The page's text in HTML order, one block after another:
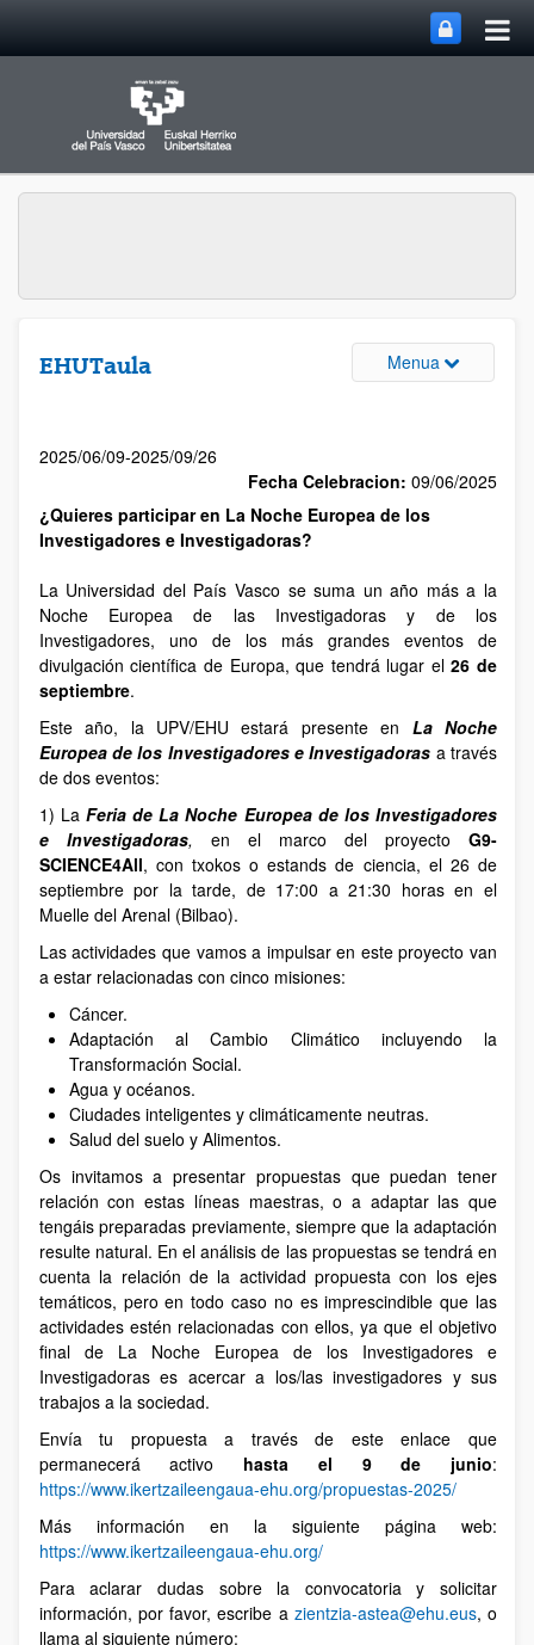
EHUTaula Menua
2025/06/09-2025/09/26
Fecha Celebracion: 09/06/2025
¿Quieres participar en La Noche Europea de los
Investigadores e Investigadoras?
La Universidad del País Vasco se suma un año más a la
Noche Europea de las Investigadoras y de los
Investigadores, uno de los más grandes eventos de
divulgación científica de Europa, que tendrá lugar el26 de
septiembre.
Este año, la UPV/EHU estará presente en La Noche
Europea de los Investigadores e Investigadoras a través
de dos eventos:
1) LaFeria de La Noche Europea de los Investigadores
e Investigadoras, en el marco del proyectoG9-
SCIENCE4All, con txokos o estands de ciencia, el 26 de
septiembre por la tarde, de 17:00 a 21:30 horas en el
Muelle del Arenal (Bilbao).
Las actividades que vamos a impulsar en este proyecto van
a estar relacionadas con cinco misiones:
Cáncer.
Adaptación al Cambio Climático incluyendo la
Transformación Social.
Agua y océanos.
Ciudades inteligentes y climáticamente neutras.
Salud del suelo y Alimentos.
Os invitamos a presentar propuestas que puedan tener
relación con estas líneas maestras, o a adaptar las que
tengáis preparadas previamente, siempre que la adaptación
resulte natural. En el análisis de las propuestas se tendrá en
cuenta la relación de la actividad propuesta con los ejes
temáticos, pero en todo caso no es imprescindible que las
actividades estén relacionadas con ellos, ya que el objetivo
final de La Noche Europea de los Investigadores e
Investigadoras es acercar a los/las investigadores y sus
trabajos a la sociedad.
Envía tu propuesta a través de este enlace que
permanecerá activo hasta el 9 de junio:
https://www.ikertzaileengaua-ehu.org/propuestas-2025/
Más información en la siguiente página web:
https://www.ikertzaileengaua-ehu.org/
Para aclarar dudas sobre la convocatoria y solicitar
información, por favor, escribe a zientzia-astea@ehu.eus, o
llama al siguiente número: